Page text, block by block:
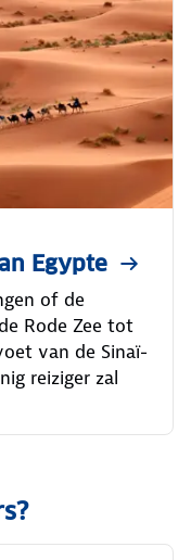
Egypte
of de
Rode Zee tot
van de Sinaï-
reiziger zal